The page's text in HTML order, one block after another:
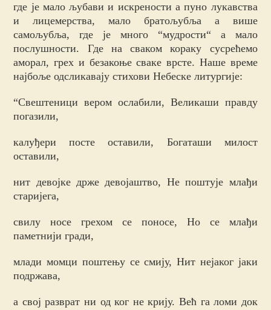
где је мало љубави и искрености а пуно лукавства
и лицемерства, мало братољубља а више
самољубља, где је много “мудрости“ а мало
послушности. Где на сваком кораку сусрећемо
аморал, грех и безакоње сваке врсте. Наше време
најбоље одсликавају стихови Небеске литургије:
“Свештеници вером ослабили, Великаши правду
погазили,
калуђери посте оставили, Богаташи милост
оставили,
нит девојке држе девојаштво, Не поштује млађи
старијега,
свилу носе грехом се поносе, Но се млађи
паметнији гради,
млади момци поштењу се смију, Нит нејаког јаки
подржава,
а свој разврат ни од ког не крију. Већ га ломи док